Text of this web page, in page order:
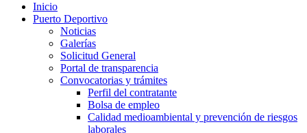
Inicio
Puerto Deportivo
Noticias
Galerías
Solicitud General
Portal de transparencia
Convocatorias y trámites
Perfil del contratante
Bolsa de empleo
Calidad medioambiental y prevención de riesgos
laborales